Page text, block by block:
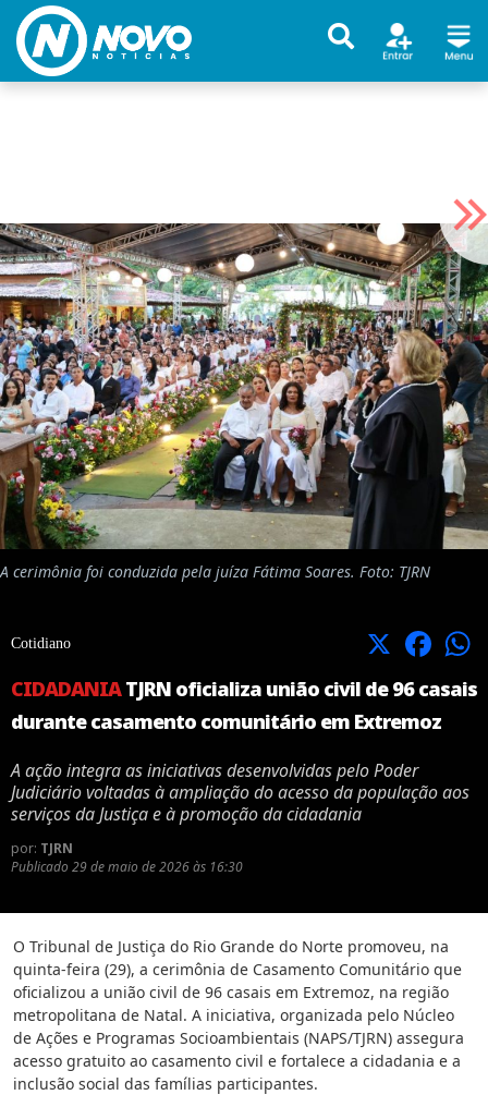
A cerimônia foi conduzida pela juíza Fátima Soares. Foto: TJRN
Cotidiano X Facebook
CIDADANIATJRN oficializa união civil de 96 casais
durante casamento comunitário em Extremoz
A ação integra as iniciativas desenvolvidas pelo Poder
Judiciário voltadas à ampliação do acesso da população aos
serviços da Justiça e à promoção da cidadania
por: TJRN
Publicado 29 de maio de 2026 às 16:30
O Tribunal de Justiça do Rio Grande do Norte promoveu, na
quinta-feira (29), a cerimônia de Casamento Comunitário que
oficializou a união civil de 96 casais em Extremoz, na região
metropolitana de Natal. A iniciativa, organizada pelo Núcleo
de Ações e Programas Socioambientais (NAPS/TJRN) assegura
acesso gratuito ao casamento civil e fortalece a cidadania e a
inclusão social das famílias participantes.